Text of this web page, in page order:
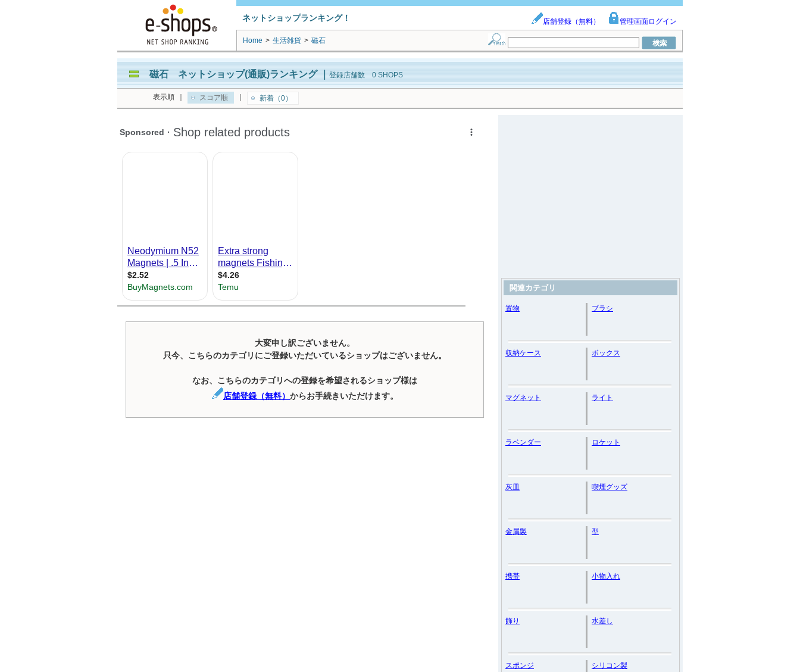
ネットショップランキング！ 店舗登録（無料） 管理画面ログイン
Home > 生活雑貨 > 磁石
磁石 ネットショップ(通販)ランキング｜ 登録店舗数 0 SHOPS
表示順 スコア順 新着（0）
大変申し訳ございません。
只今、こちらのカテゴリにご登録いただいているショップはございません。
なお、こちらのカテゴリへの登録を希望されるショップ様は
店舗登録（無料） からお手続きいただけます。
関連カテゴリ
置物 ブラシ
収納ケース ボックス
マグネット ライト
ラベンダー ロケット
灰皿 喫煙グッズ
金属製 型
携帯 小物入れ
飾り 水差し
スポンジ シリコン製